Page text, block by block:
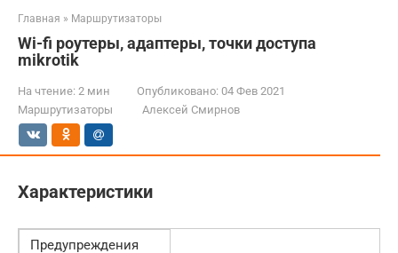
Главная » Маршрутизаторы
Wi-fi роутеры, адаптеры, точки доступа
mikrotik
На чтение: 2 мин Опубликовано: 04 Фев 2021
Маршрутизаторы
Алексей Смирнов
Характеристики
Предупреждения